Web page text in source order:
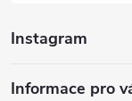
Instagram
Informace pro